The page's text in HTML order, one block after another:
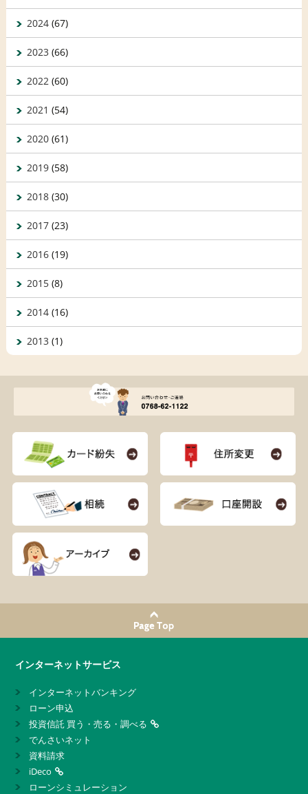
2024(67)
2023(66)
2022(60)
2021 (54)
2020(61)
2019(58)
2018(30)
2017(23)
2016(19)
2015(8)
2014(16)
2013(1)
インターネットサービス
インターネットバンキング
ローン申込
投資信託 買う・売る・調べる
でんさいネット
資料請求
iDeco
ローンシミュレーション